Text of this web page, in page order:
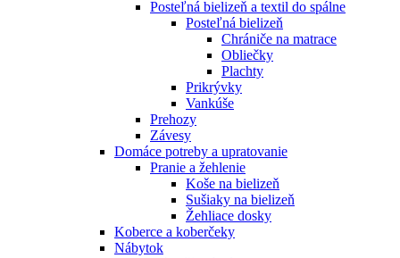
Posteľná bielizeň a textil do spálne
Posteľná bielizeň
Chrániče na matrace
Obliečky
Plachty
Prikrývky
Vankúše
Prehozy
Závesy
Domáce potreby a upratovanie
Pranie a žehlenie
Koše na bielizeň
Sušiaky na bielizeň
Žehliace dosky
Koberce a koberčeky
Nábytok